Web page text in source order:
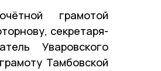
грамотой
секретаря-
Уваровского
Тамбовской